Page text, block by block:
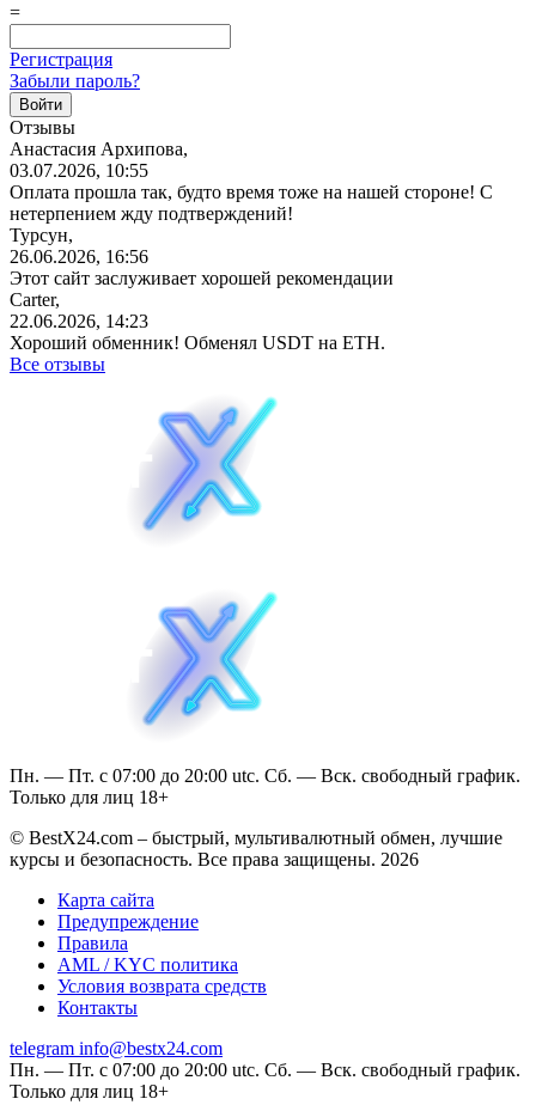
=
Регистрация
Забыли пароль?
Отзывы
Анастасия Архипова,
03.07.2026, 10:55
Оплата прошла так, будто время тоже на нашей стороне! С
нетерпением жду подтверждений!
Турсун,
26.06.2026, 16:56
Этот сайт заслуживает хорошей рекомендации
Carter,
22.06.2026, 14:23
Хороший обменник! Обменял USDT на ETH.
Все отзывы
Пн. — Пт. с 07:00 до 20:00 utc. Сб. — Вск. свободный график.
Только для лиц 18+
© BestX24.com – быстрый, мультивалютный обмен, лучшие
курсы и безопасность. Все права защищены. 2026
Карта сайта
Предупреждение
Правила
AML / KYC политика
Условия возврата средств
Контакты
telegram info@bestx24.com
Пн. — Пт. с 07:00 до 20:00 utc. Сб. — Вск. свободный график.
Только для лиц 18+